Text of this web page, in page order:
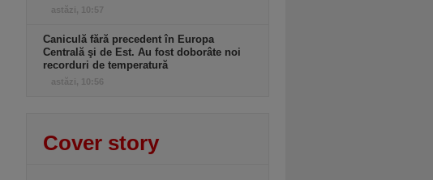
astăzi, 10:57
Caniculă fără precedent în Europa
Centrală şi de Est. Au fost doborâte noi
recorduri de temperatură
astăzi, 10:56
Cover story